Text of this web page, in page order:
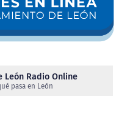
bajo los influjos
a los
su estado